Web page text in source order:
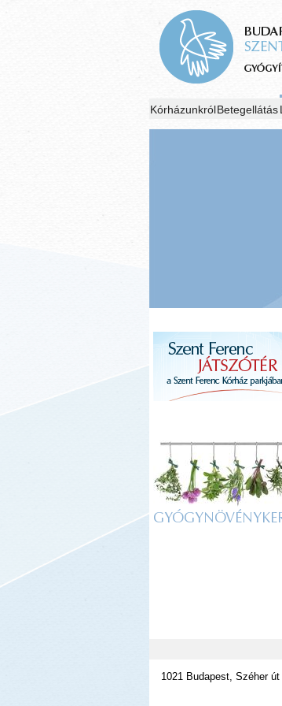
KórházunkrólBetegellátás
1021 Budapest, Széher